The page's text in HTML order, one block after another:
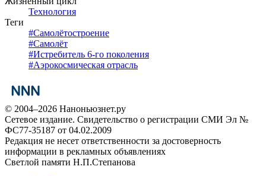
Технология
Теги
#Самолётостроение
#Самолёт
#Истребитель 6-го поколения
#Аэрокосмическая отрасль
© 2004–2026 Наноньюзнет.ру
Сетевое издание. Свидетельство о регистрации СМИ Эл №
ФС77-35187 от 04.02.2009
Редакция не несет ответственности за достоверность
информации в рекламных объявлениях
Светлой памяти Н.П.Степанова